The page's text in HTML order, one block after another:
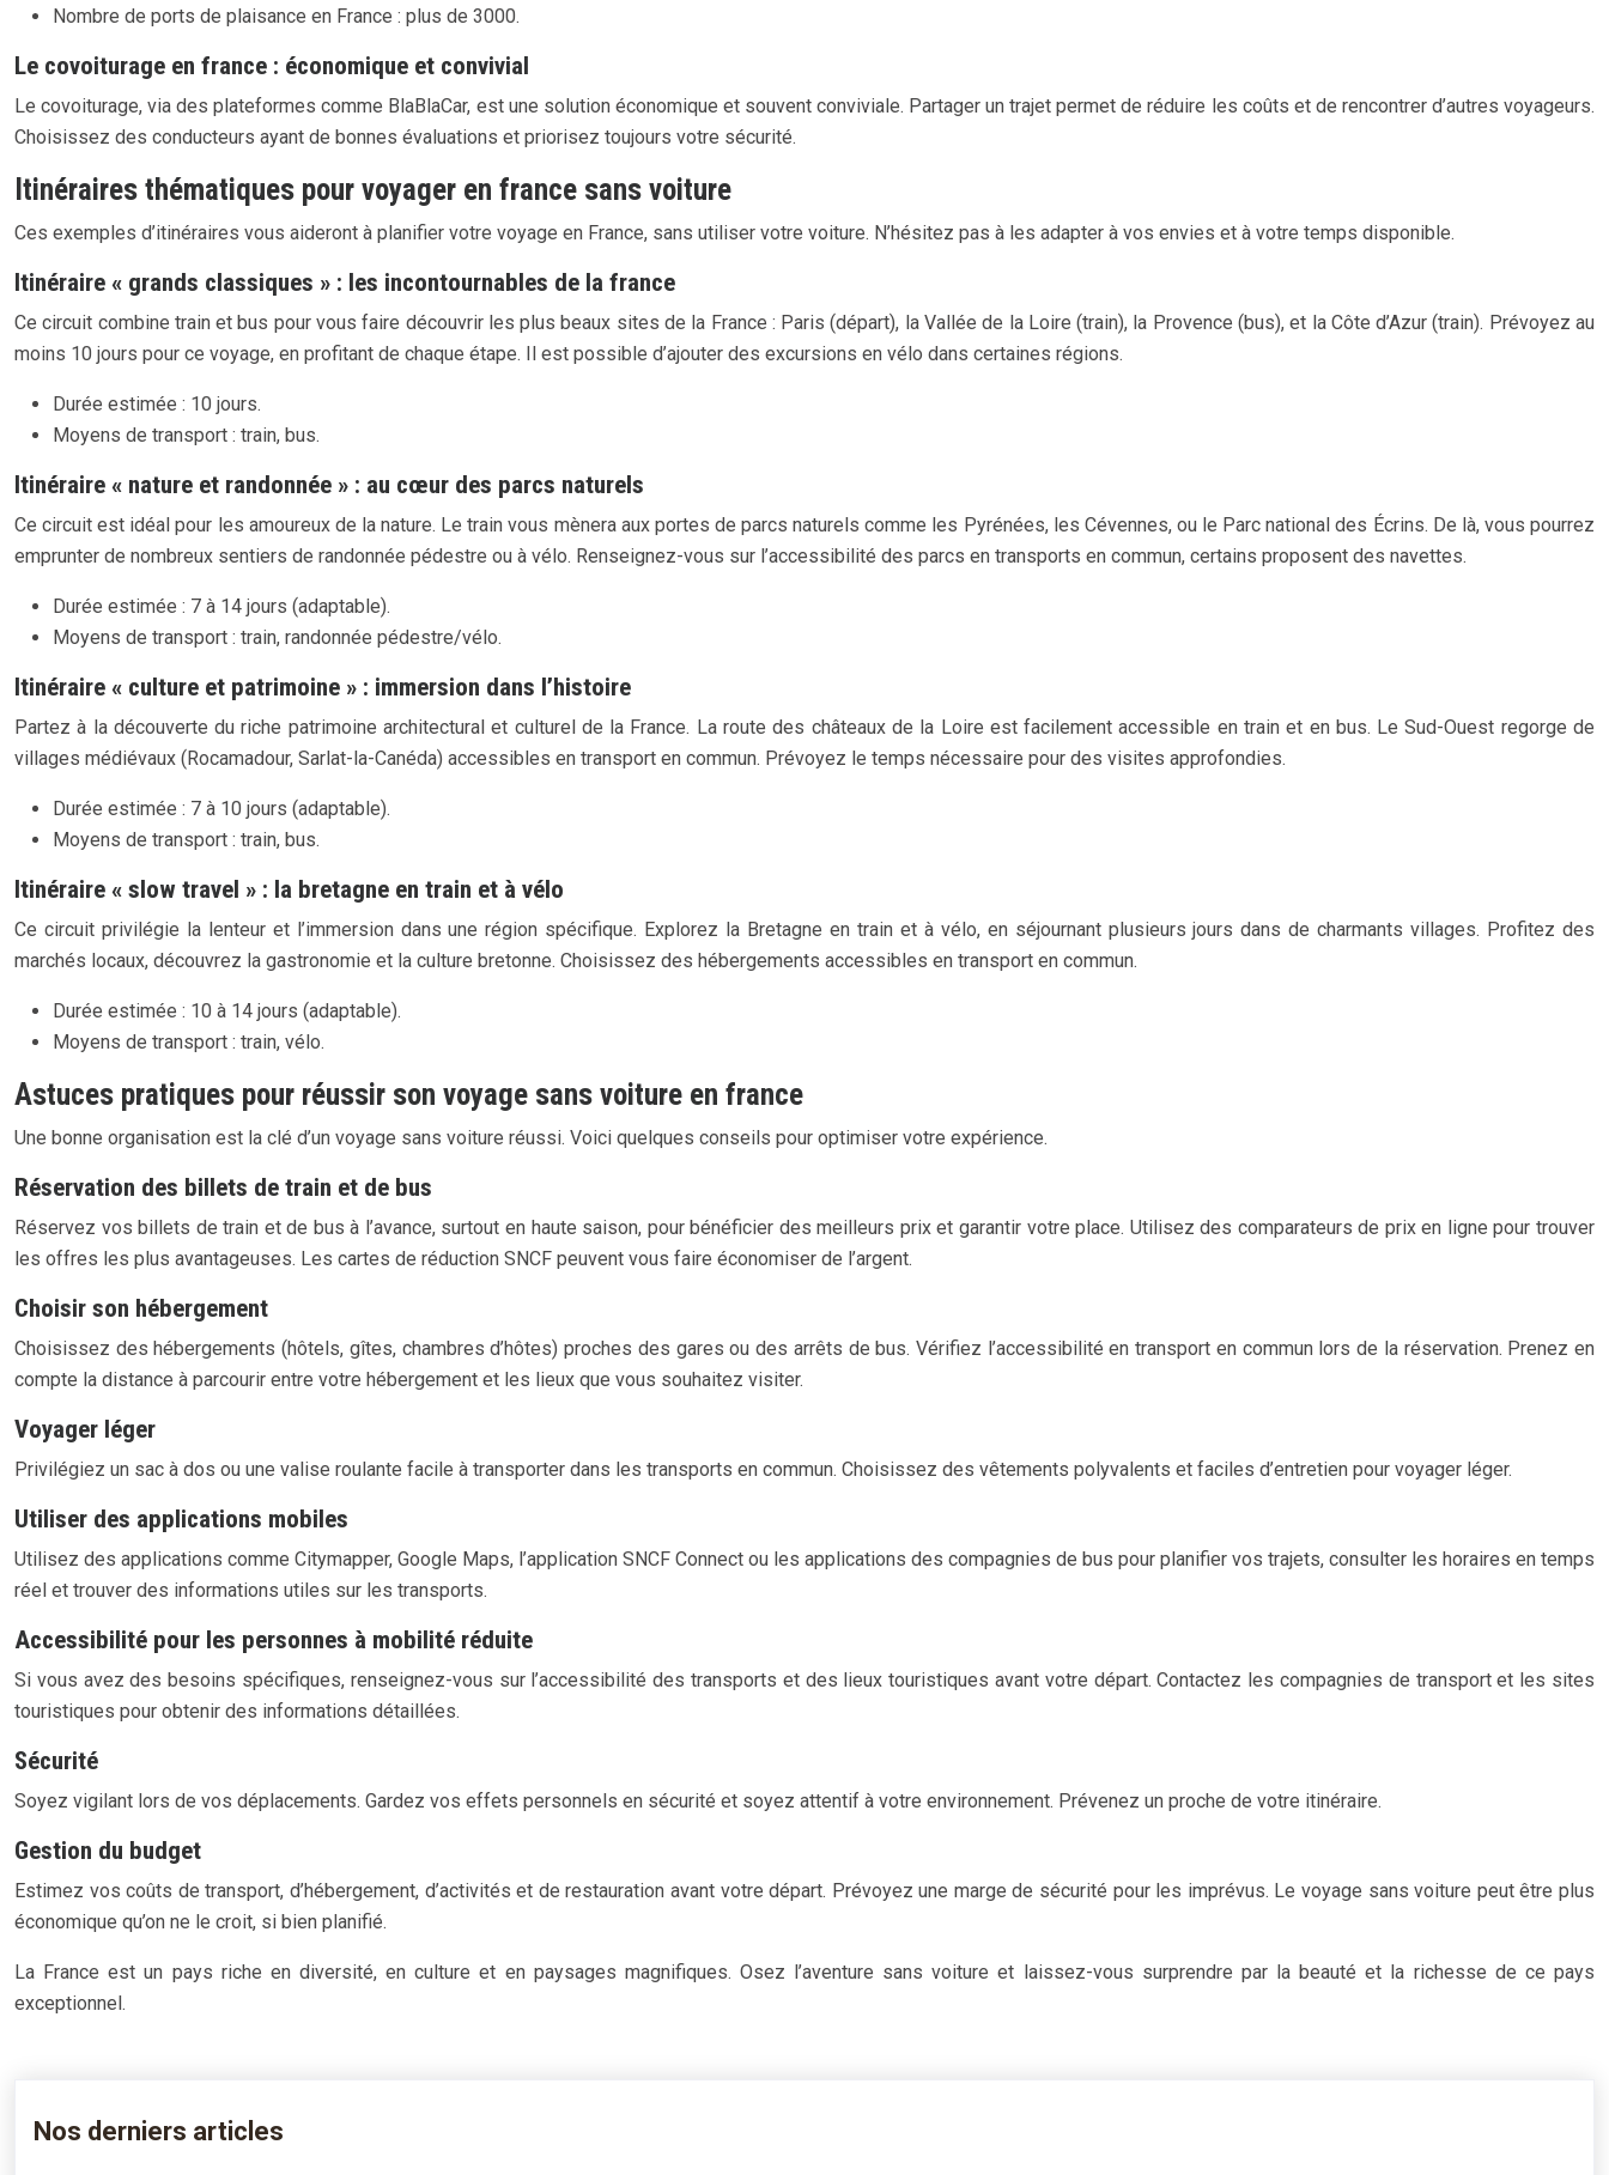
Nombre de ports de plaisance en France : plus de 3000.
Le covoiturage en france : économique et convivial
Le covoiturage, via des plateformes comme BlaBlaCar, est une solution économique et souvent conviviale. Partager un trajet permet de réduire les coûts et de rencontrer d’autres voyageurs.
Choisissez des conducteurs ayant de bonnes évaluations et priorisez toujours votre sécurité.
Itinéraires thématiques pour voyager en france sans voiture
Ces exemples d’itinéraires vous aideront à planifier votre voyage en France, sans utiliser votre voiture. N’hésitez pas à les adapter à vos envies et à votre temps disponible.
Itinéraire « grands classiques » : les incontournables de la france
Ce circuit combine train et bus pour vous faire découvrir les plus beaux sites de la France : Paris (départ), la Vallée de la Loire (train), la Provence (bus), et la Côte d’Azur (train). Prévoyez au
moins 10 jours pour ce voyage, en profitant de chaque étape. Il est possible d’ajouter des excursions en vélo dans certaines régions.
Durée estimée : 10 jours.
Moyens de transport : train, bus.
Itinéraire « nature et randonnée » : au cœur des parcs naturels
Ce circuit est idéal pour les amoureux de la nature. Le train vous mènera aux portes de parcs naturels comme les Pyrénées, les Cévennes, ou le Parc national des Écrins. De là, vous pourrez
emprunter de nombreux sentiers de randonnée pédestre ou à vélo. Renseignez-vous sur l’accessibilité des parcs en transports en commun, certains proposent des navettes.
Durée estimée : 7 à 14 jours (adaptable).
Moyens de transport : train, randonnée pédestre/vélo.
Itinéraire « culture et patrimoine » : immersion dans l’histoire
Partez à la découverte du riche patrimoine architectural et culturel de la France. La route des châteaux de la Loire est facilement accessible en train et en bus. Le Sud-Ouest regorge de
villages médiévaux (Rocamadour, Sarlat-la-Canéda) accessibles en transport en commun. Prévoyez le temps nécessaire pour des visites approfondies.
Durée estimée : 7 à 10 jours (adaptable).
Moyens de transport : train, bus.
Itinéraire « slow travel » : la bretagne en train et à vélo
Ce circuit privilégie la lenteur et l’immersion dans une région spécifique. Explorez la Bretagne en train et à vélo, en séjournant plusieurs jours dans de charmants villages. Profitez des
marchés locaux, découvrez la gastronomie et la culture bretonne. Choisissez des hébergements accessibles en transport en commun.
Durée estimée : 10 à 14 jours (adaptable).
Moyens de transport : train, vélo.
Astuces pratiques pour réussir son voyage sans voiture en france
Une bonne organisation est la clé d’un voyage sans voiture réussi. Voici quelques conseils pour optimiser votre expérience.
Réservation des billets de train et de bus
Réservez vos billets de train et de bus à l’avance, surtout en haute saison, pour bénéficier des meilleurs prix et garantir votre place. Utilisez des comparateurs de prix en ligne pour trouver
les offres les plus avantageuses. Les cartes de réduction SNCF peuvent vous faire économiser de l’argent.
Choisir son hébergement
Choisissez des hébergements (hôtels, gîtes, chambres d’hôtes) proches des gares ou des arrêts de bus. Vérifiez l’accessibilité en transport en commun lors de la réservation. Prenez en
compte la distance à parcourir entre votre hébergement et les lieux que vous souhaitez visiter.
Voyager léger
Privilégiez un sac à dos ou une valise roulante facile à transporter dans les transports en commun. Choisissez des vêtements polyvalents et faciles d’entretien pour voyager léger.
Utiliser des applications mobiles
Utilisez des applications comme Citymapper, Google Maps, l’application SNCF Connect ou les applications des compagnies de bus pour planifier vos trajets, consulter les horaires en temps
réel et trouver des informations utiles sur les transports.
Accessibilité pour les personnes à mobilité réduite
Si vous avez des besoins spécifiques, renseignez-vous sur l’accessibilité des transports et des lieux touristiques avant votre départ. Contactez les compagnies de transport et les sites
touristiques pour obtenir des informations détaillées.
Sécurité
Soyez vigilant lors de vos déplacements. Gardez vos effets personnels en sécurité et soyez attentif à votre environnement. Prévenez un proche de votre itinéraire.
Gestion du budget
Estimez vos coûts de transport, d’hébergement, d’activités et de restauration avant votre départ. Prévoyez une marge de sécurité pour les imprévus. Le voyage sans voiture peut être plus
économique qu’on ne le croit, si bien planifié.
La France est un pays riche en diversité, en culture et en paysages magnifiques. Osez l’aventure sans voiture et laissez-vous surprendre par la beauté et la richesse de ce pays
exceptionnel.
Nos derniers articles